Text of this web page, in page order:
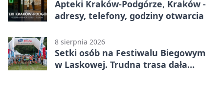
Apteki Kraków-Podgórze, Kraków -
adresy, telefony, godziny otwarcia
8 sierpnia 2026
Setki osób na Festiwalu Biegowym
w Laskowej. Trudna trasa dała